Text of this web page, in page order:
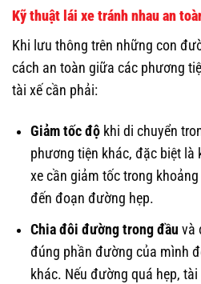
Kỹ thuật lái xe tránh nhau an
Khi lưu thông trên những con
cách an toàn giữa các phương
tài xế cần phải:
Giảm tốc độ khi di chuyển
phương tiện khác, đặc biệt là
xe cần giảm tốc trong
đến đoạn đường hẹp.
Chia đôi đường trong đầu và
đúng phần đường của mình
khác. Nếu đường quá hẹp,